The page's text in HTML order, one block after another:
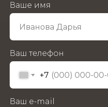
Ваше имя
Ваш телефон
+7
Ваш e-mail